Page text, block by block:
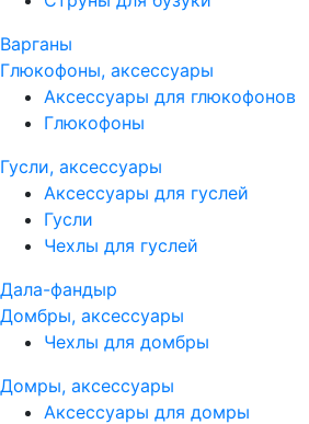
Варганы
Глюкофоны, аксессуары
Аксессуары для глюкофонов
Глюкофоны
Гусли, аксессуары
Аксессуары для гуслей
Гусли
Чехлы для гуслей
Дала-фандыр
Домбры, аксессуары
Чехлы для домбры
Домры, аксессуары
Аксессуары для домры